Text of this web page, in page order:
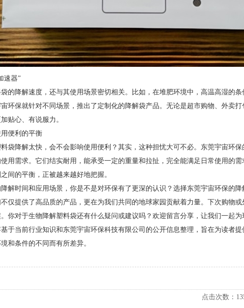
速器”
的降解速度，还与其使用场景密切相关。比如，在堆肥环境中，高温高湿的
环保就针对不同场景，推出了定制化的降解袋产品。无论是超市购物、外卖
贴心、有说服力。
便利的平衡
袋降解太快，会不会影响使用便利？其实，这种担忧大可不必。东莞宇宙环
用需求。它们结实耐用，能承受一定的重量和拉扯，完全能满足日常使用的
间的平衡，正被越来越好地把握。
解时间和应用场景，你是不是对环保有了更深的认识？选择东莞宇宙环保的
仅提供了高品质的产品，更在为我们共同的地球家园贡献着力量。下次购物
你对于生物降解塑料袋还有什么疑问或建议吗？欢迎留言分享，让我们一起为
于当前行业知识和东莞宇宙环保科技有限公司的公开信息整理，旨在为读者
和条件的不同而有所差异。
点击次数：